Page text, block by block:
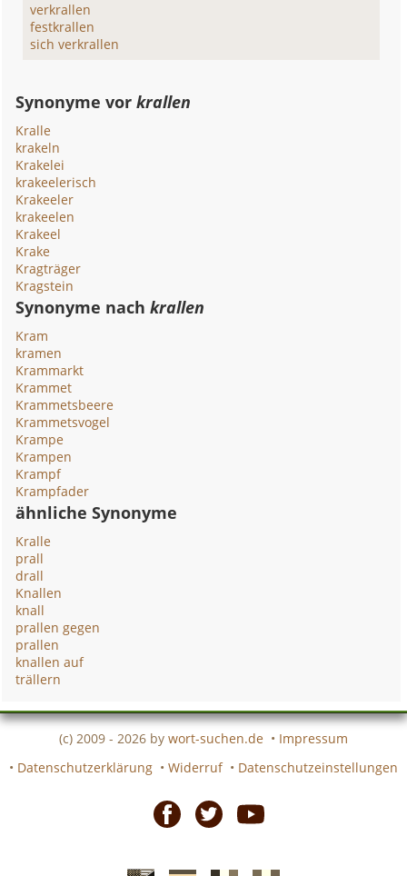
verkrallen
festkrallen
sich verkrallen
Synonyme vorkrallen
Kralle
krakeln
Krakelei
krakeelerisch
Krakeeler
krakeelen
Krakeel
Krake
Kragträger
Kragstein
Synonyme nachkrallen
Kram
kramen
Krammarkt
Krammet
Krammetsbeere
Krammetsvogel
Krampe
Krampen
Krampf
Krampfader
ähnliche Synonyme
Kralle
prall
drall
Knallen
knall
prallen gegen
prallen
knallen auf
trällern
(c) 2009 - 2026 by wort-suchen.de • Impressum
• Datenschutzerklärung • Widerruf • Datenschutzeinstellungen